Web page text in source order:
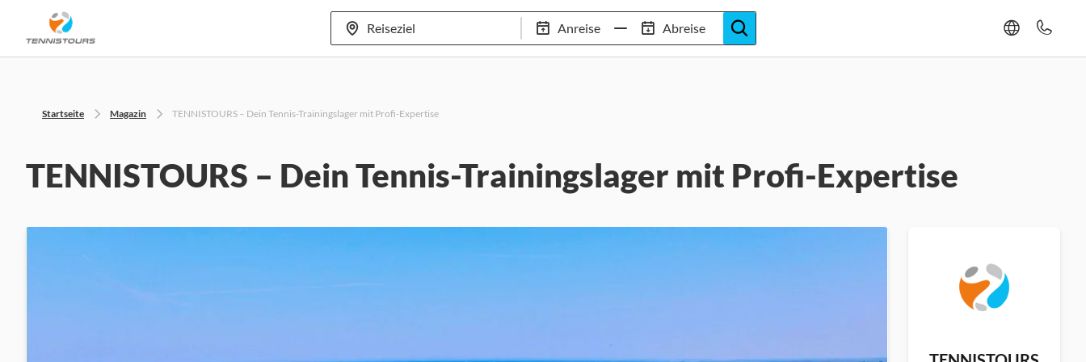
Anreise Abreise
Mehr als 70 Standorte 97,8% Weiterempfehlungsrate 20+ Jahre Trainingslager-Expertise
Startseite Magazin TENNISTOURS – Dein Tennis-Trainingslager mit Profi-Expertise
TENNISTOURS – Dein Tennis-Trainingslager mit Profi-Expertise